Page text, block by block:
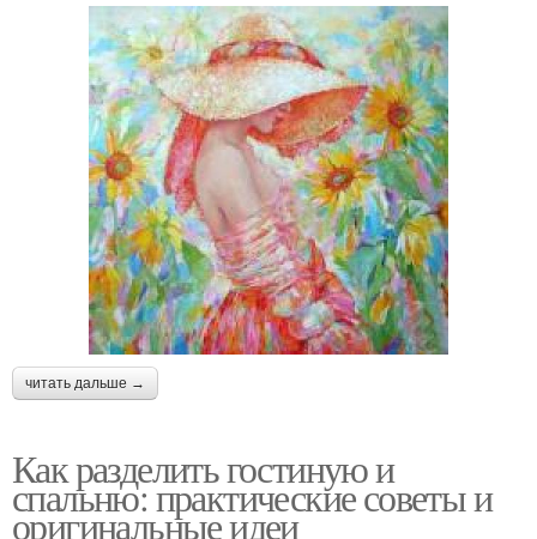
читать дальше →
Как разделить гостиную и
спальню: практические советы и
оригинальные идеи